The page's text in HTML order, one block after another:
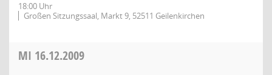
18:00 Uhr
Großen Sitzungssaal, Markt 9, 52511 Geilenkirchen
MI 16.12.2009